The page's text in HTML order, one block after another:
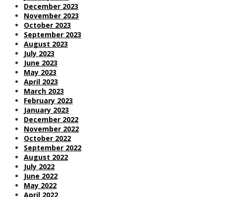
December 2023
November 2023
October 2023
September 2023
August 2023
July 2023
June 2023
May 2023
April 2023
March 2023
February 2023
January 2023
December 2022
November 2022
October 2022
September 2022
August 2022
July 2022
June 2022
May 2022
April 2022